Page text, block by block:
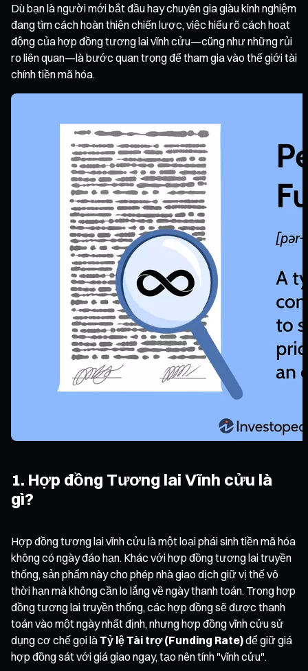
Dù bạn là người mới bắt đầu hay chuyên gia giàu kinh nghiệm
đang tìm cách hoàn thiện chiến lược, việc hiểu rõ cách hoạt
động của hợp đồng tương lai vĩnh cửu—cũng như những rủi
ro liên quan—là bước quan trọng để tham gia vào thế giới tài
chính tiền mã hóa.
1. Hợp đồng Tương lai Vĩnh cửu là
gì?
Hợp đồng tương lai vĩnh cửu là một loại phái sinh tiền mã hóa
không có ngày đáo hạn. Khác với hợp đồng tương lai truyền
thống, sản phẩm này cho phép nhà giao dịch giữ vị thế vô
thời hạn mà không cần lo lắng về ngày thanh toán. Trong hợp
đồng tương lai truyền thống, các hợp đồng sẽ được thanh
toán vào một ngày nhất định, nhưng hợp đồng vĩnh cửu sử
dụng cơ chế gọi làTỷ lệ Tài trợ (Funding Rate)để giữ giá
hợp đồng sát với giá giao ngay, tạo nên tính "vĩnh cửu".